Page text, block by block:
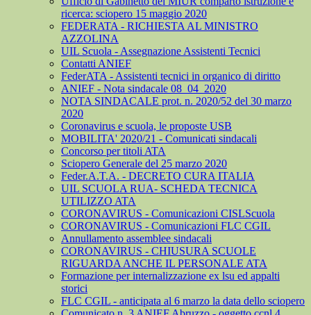
ricerca: sciopero 15 maggio 2020
FEDERATA - RICHIESTA AL MINISTRO
AZZOLINA
UIL Scuola - Assegnazione Assistenti Tecnici
Contatti ANIEF
FederATA - Assistenti tecnici in organico di diritto
ANIEF - Nota sindacale 08_04_2020
NOTA SINDACALE prot. n. 2020/52 del 30 marzo
2020
Coronavirus e scuola, le proposte USB
MOBILITA' 2020/21 - Comunicati sindacali
Concorso per titoli ATA
Sciopero Generale del 25 marzo 2020
Feder.A.T.A. - DECRETO CURA ITALIA
UIL SCUOLA RUA- SCHEDA TECNICA
UTILIZZO ATA
CORONAVIRUS - Comunicazioni CISLScuola
CORONAVIRUS - Comunicazioni FLC CGIL
Annullamento assemblee sindacali
CORONAVIRUS - CHIUSURA SCUOLE
RIGUARDA ANCHE IL PERSONALE ATA
Formazione per internalizzazione ex lsu ed appalti
storici
FLC CGIL - anticipata al 6 marzo la data dello sciopero